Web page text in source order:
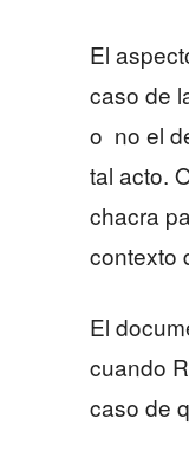
El
caso de
o no el
tal acto.
chacra
contexto
El
cuando
caso de